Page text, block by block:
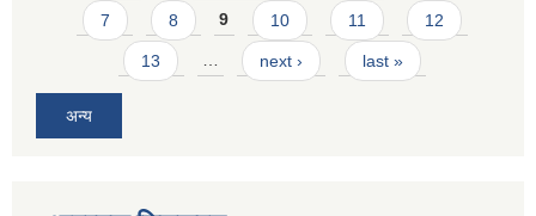
7 8 9 10 11 12
13 … next › last »
अन्य